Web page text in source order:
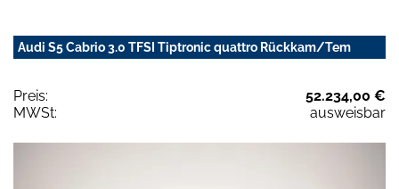
Audi S5 Cabrio 3.0 TFSI Tiptronic quattro Rückkam/Tem
Preis:
52.234,00 €
MWSt:
ausweisbar